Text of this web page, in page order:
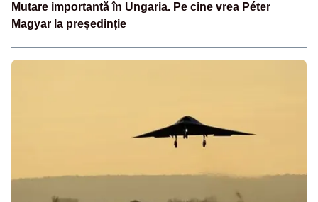
Mutare importantă în Ungaria. Pe cine vrea Péter
Magyar la președinție